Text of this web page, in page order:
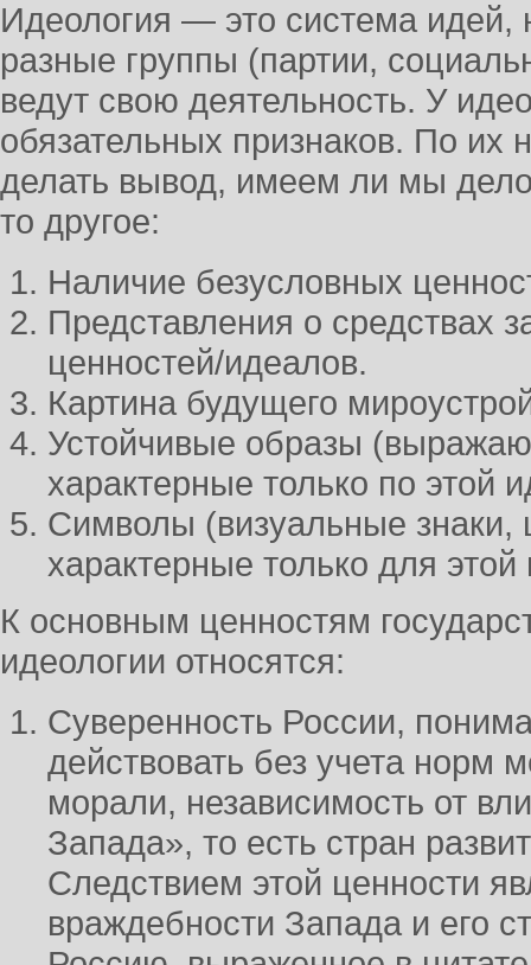
Идеология — это система идей,
разные группы (партии,
ведут свою деятельность. У
обязательных признаков. По
делать вывод, имеем ли мы
то другое:
Наличие безусловных
Представления о средствах
ценностей/идеалов.
Картина будущего
Устойчивые образы
характерные только по этой
Символы (визуальные знаки,
характерные только для этой
К основным ценностям
идеологии относятся:
Суверенность России,
действовать без учета норм
морали, независимость от
Запада», то есть стран
Следствием этой ценности
враждебности Запада и его